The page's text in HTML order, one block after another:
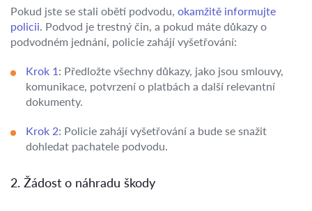
Pokud jste se stali obětí podvodu, okamžitě informujte
policii . Podvod je trestný čin, a pokud máte důkazy o
podvodném jednání, policie zahájí vyšetřování:
Krok 1 : Předložte všechny důkazy, jako jsou smlouvy,
komunikace, potvrzení o platbách a další relevantní
dokumenty.
Krok 2: Policie zahájí vyšetřování a bude se snažit
dohledat pachatele podvodu.
2. Žádost o náhradu škody